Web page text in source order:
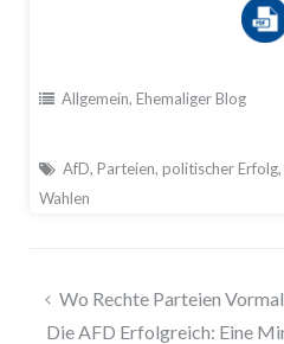
Allgemein, Ehemaliger Blog
AfD, Parteien, politischer Erfolg,
Wahlen
Beitragsnavigation
Wo Rechte Parteien
Die AFD Erfolgreich: Eine